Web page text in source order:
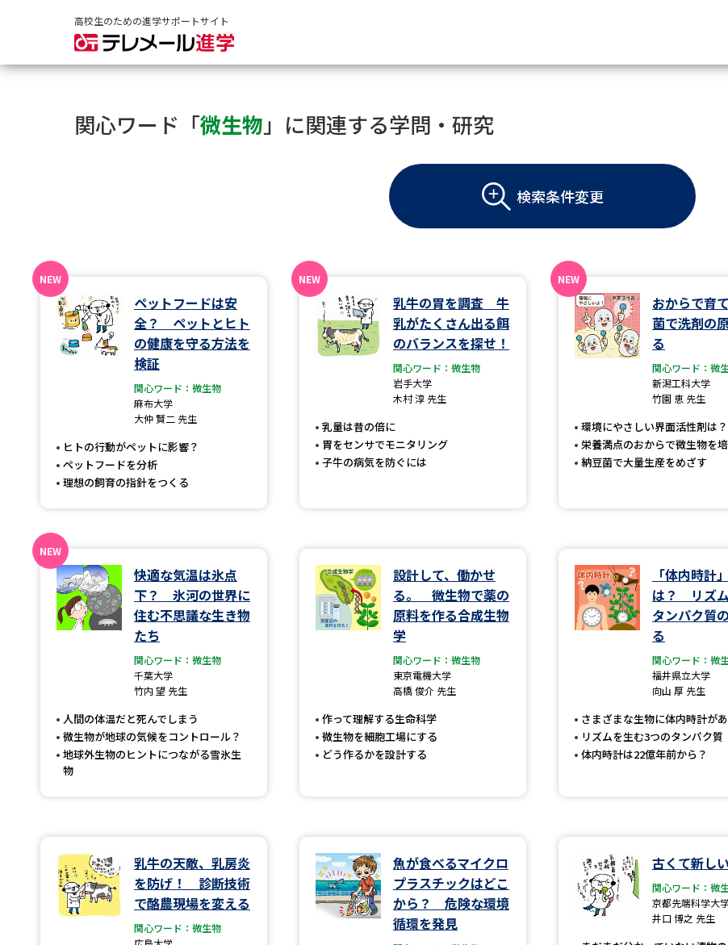
高校生のための進学サポートサイト
大学・短大の資料種類から請求
大学パンフ
学部・学科パンフ
総合型選抜・学校推薦型選抜 募集要項＆願
大学・短大以外の資料から請求
専門学校の資料請求 大学院の資料請求
大学入学共通テスト「受験案内」の請求
大学入学共通テスト「受験上の配慮案内」
幼稚園教員資格認定試験
小学校教員資
高等学校（情報）教員資格認定試験
大学で学べる内容や特徴を調
新増設大学・学部・学科特集
国際・グ
奨学金・特待生
新学年スタート号特集ペー
新学年スタート号特集ページ（高2生用）
SELFBRAND特集ページ
来場型・Web型イベント特集
受験準備
関心ワード「微生物」に関連する学問・研究
検索条件変更
ペットフードは安
全？ ペットとヒト
の健康を守る方法を
検証
関心ワード：微生物
麻布大学
大仲 賢二 先生
ヒトの行動がペットに影響？
ペットフードを分析
理想の飼育の指針をつくる
乳牛の胃を調査 牛
乳がたくさん出る餌
のバランスを探せ！
関心ワード：微生物
岩手大学
木村 淳 先生
乳量は昔の倍に
胃をセンサでモニタリング
子牛の病気を防ぐには
おからで育
菌で洗剤の
る
関心ワード：微
新潟工科大学
竹園 恵 先生
環境にやさしい界面活性剤は？
栄養満点のおからで微生物を
納豆菌で大量生産をめざす
快適な気温は氷点
下？ 氷河の世界に
住む不思議な生き物
たち
関心ワード：微生物
千葉大学
竹内 望 先生
人間の体温だと死んでしまう
微生物が地球の気候をコントロール？
地球外生物のヒントにつながる雪氷生
物
設計して、働かせ
る。 微生物で薬の
原料を作る合成生物
学
関心ワード：微生物
東京電機大学
高橋 俊介 先生
作って理解する生命科学
微生物を細胞工場にする
どう作るかを設計する
「体内時計
は？ リズ
タンパク質
る
関心ワード：微
福井県立大学
向山 厚 先生
さまざまな生物に体内時計が
リズムを生む3つのタンパク質
体内時計は22億年前から？
乳牛の天敵、乳房炎
を防げ！ 診断技術
で酪農現場を変える
関心ワード：微生物
魚が食べるマイクロ
プラスチックはどこ
から？ 危険な環境
循環を発見
古くて新し
関心ワード：微
京都先端科学大
井口 博之 先生